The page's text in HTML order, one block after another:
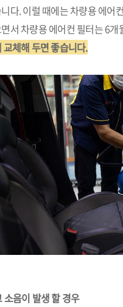
다. 이럴 때에는 차량용 에어
서 차량용 에어컨 필터는 6
체해 두면 좋습니다.
소음이 발생 할 경우